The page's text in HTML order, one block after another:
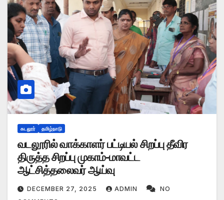
கடலூர் தமிழ்நாடு
வடலூரில் வாக்காளர் பட்டியல் சிறப்பு தீவிர
திருத்த சிறப்பு முகாம்-மாவட்ட
ஆட்சித்தலைவர் ஆய்வு
DECEMBER 27, 2025 ADMIN
NO